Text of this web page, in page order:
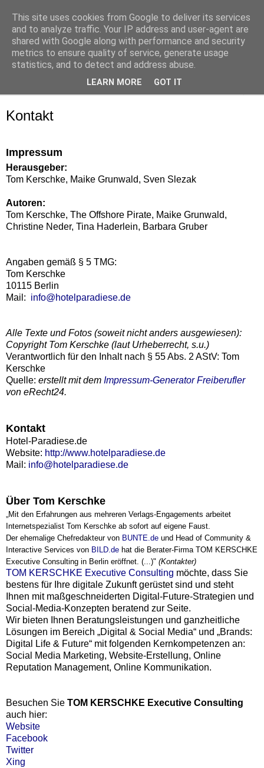
Kontakt
Impressum
Herausgeber:
Tom Kerschke, Maike Grunwald, Sven Slezak
Autoren:
Tom Kerschke, The Offshore Pirate, Maike Grunwald,
Christine Neder, Tina Haderlein, Barbara Gruber
Angaben gemäß § 5 TMG:
Tom Kerschke
10115 Berlin
Mail: info@hotelparadiese.de
Alle Texte und Fotos (soweit nicht anders ausgewiesen):
Copyright Tom Kerschke (laut Urheberrecht, s.u.)
Verantwortlich für den Inhalt nach § 55 Abs. 2 AStV: Tom
Kerschke
Quelle: erstellt mit dem Impressum-Generator Freiberufler
von eRecht24.
Kontakt
Hotel-Paradiese.de
Website: http://www.hotelparadiese.de
Mail: info@hotelparadiese.de
Über Tom Kerschke
„Mit den Erfahrungen aus mehreren Verlags-Engagements arbeitet
Internetspezialist Tom Kerschke ab sofort auf eigene Faust.
Der ehemalige Chefredakteur von BUNTE.de und Head of Community &
Interactive Services von BILD.de hat die Berater-Firma TOM KERSCHKE
Executive Consulting in Berlin eröffnet. (...)" (Kontakter)
TOM KERSCHKE Executive Consulting möchte, dass Sie
bestens für Ihre digitale Zukunft gerüstet sind und steht
Ihnen mit maßgeschneiderten Digital-Future-Strategien und
Social-Media-Konzepten beratend zur Seite.
Wir bieten Ihnen Beratungsleistungen und ganzheitliche
Lösungen im Bereich „Digital & Social Media“ und „Brands:
Digital Life & Future“ mit folgenden Kernkompetenzen an:
Social Media Marketing, Website-Erstellung, Online
Reputation Management, Online Kommunikation.
Besuchen Sie TOM KERSCHKE Executive Consulting
auch hier:
Website
Facebook
Twitter
Xing
This site uses cookies from Google to deliver its services
and to analyze traffic. Your IP address and user-agent are
shared with Google along with performance and security
metrics to ensure quality of service, generate usage
statistics, and to detect and address abuse.
LEARN MORE GOT IT